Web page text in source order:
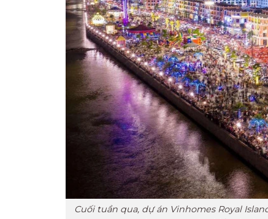
Cuối tuần qua, dự án Vinhomes Royal